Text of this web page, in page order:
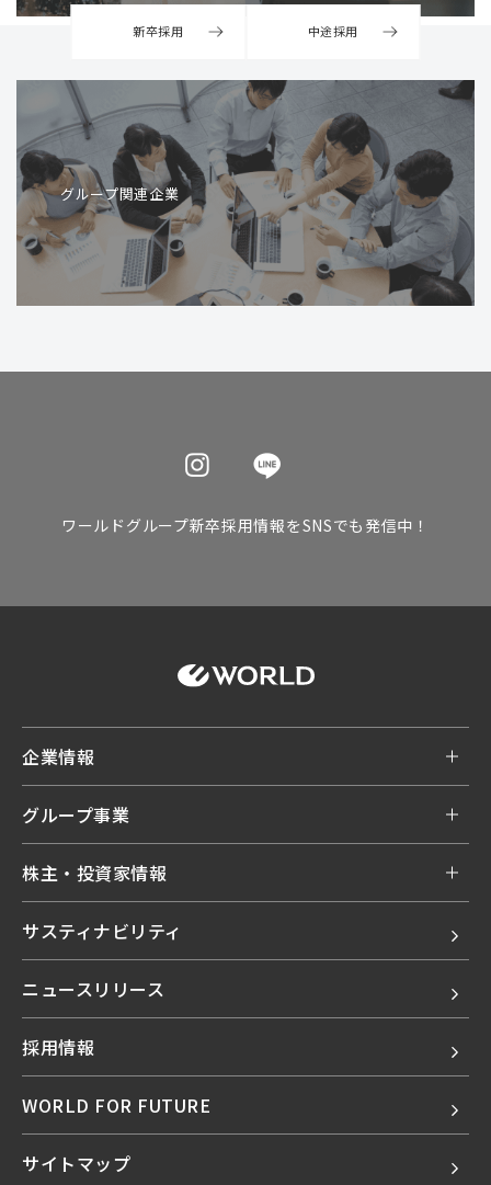
新卒採用 中途採用
グループ関連企業
ワールドグループ新卒採用情報をSNSでも発信中！
企業情報
グループ事業
株主・投資家情報
サスティナビリティ
ニュースリリース
採用情報
WORLD FOR FUTURE
サイトマップ